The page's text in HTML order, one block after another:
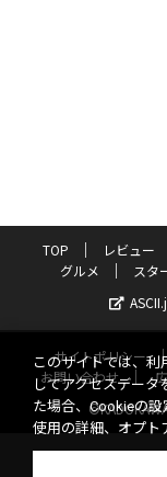
TOP レビュー
グルメ
スタ
サイトポリシー
お問い合わせ
このサイトでは、
してアクセスデー
た場合、Cookieの
使用の詳細、オプト